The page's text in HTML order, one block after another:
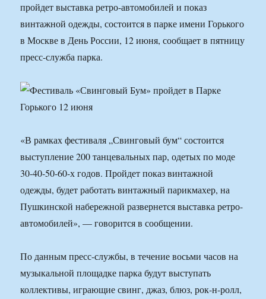
пройдет выставка ретро-автомобилей и показ
винтажной одежды, состоится в парке имени Горького
в Москве в День России, 12 июня, сообщает в пятницу
пресс-служба парка.
«В рамках фестиваля „Свинговый бум“ состоится
выступление 200 танцевальных пар, одетых по моде
30-40-50-60-х годов. Пройдет показ винтажной
одежды, будет работать винтажный парикмахер, на
Пушкинской набережной развернется выставка ретро-
автомобилей», — говорится в сообщении.
По данным пресс-службы, в течение восьми часов на
музыкальной площадке парка будут выступать
коллективы, играющие свинг, джаз, блюз, рок-н-ролл,